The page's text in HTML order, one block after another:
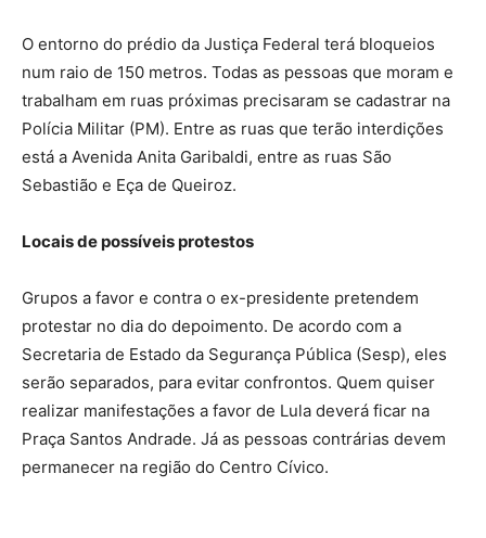
O entorno do prédio da Justiça Federal terá bloqueios
num raio de 150 metros. Todas as pessoas que moram e
trabalham em ruas próximas precisaram se cadastrar na
Polícia Militar (PM). Entre as ruas que terão interdições
está a Avenida Anita Garibaldi, entre as ruas São
Sebastião e Eça de Queiroz.
Locais de possíveis protestos
Grupos a favor e contra o ex-presidente pretendem
protestar no dia do depoimento. De acordo com a
Secretaria de Estado da Segurança Pública (Sesp), eles
serão separados, para evitar confrontos. Quem quiser
realizar manifestações a favor de Lula deverá ficar na
Praça Santos Andrade. Já as pessoas contrárias devem
permanecer na região do Centro Cívico.